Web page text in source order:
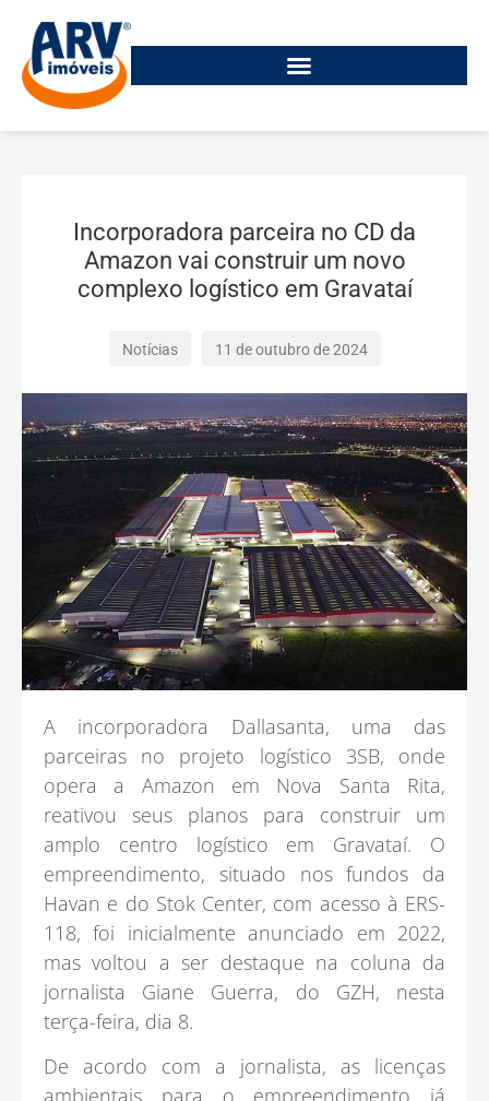
Incorporadora parceira no CD da
Amazon vai construir um novo
complexo logístico em Gravataí
Notícias 11 de outubro de 2024
A incorporadora Dallasanta, uma das
parceiras no projeto logístico 3SB, onde
opera a Amazon em Nova Santa Rita,
reativou seus planos para construir um
amplo centro logístico em Gravataí. O
empreendimento, situado nos fundos da
Havan e do Stok Center, com acesso à ERS-
118, foi inicialmente anunciado em 2022,
mas voltou a ser destaque na coluna da
jornalista Giane Guerra, do GZH, nesta
terça-feira, dia 8.
De acordo com a jornalista, as licenças